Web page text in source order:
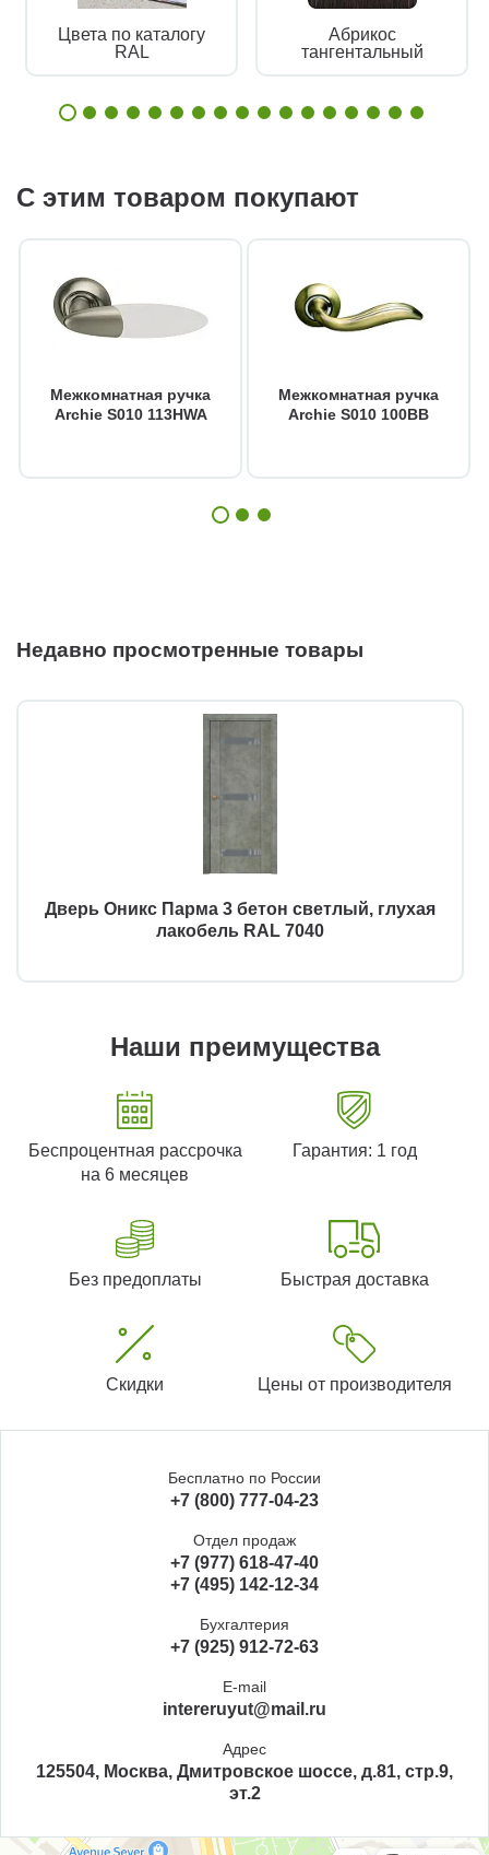
Цвета по каталогу
RAL
Абрикос
тангентальный
С этим товаром покупают
Межкомнатная ручка
Archie S010 113HWA
Межкомнатная ручка
Archie S010 100BB
Недавно просмотренные товары
Дверь Оникс Парма 3 бетон светлый, глухая
лакобель RAL 7040
Наши преимущества
Беспроцентная рассрочка
на 6 месяцев
Гарантия: 1 год
Без предоплаты Быстрая доставка
Скидки Цены от производителя
Бесплатно по России
+7 (800) 777-04-23
Отдел продаж
+7 (977) 618-47-40
+7 (495) 142-12-34
Бухгалтерия
+7 (925) 912-72-63
E-mail
intereruyut@mail.ru
Адрес
125504, Москва, Дмитровское шоссе, д.81, стр.9,
эт.2